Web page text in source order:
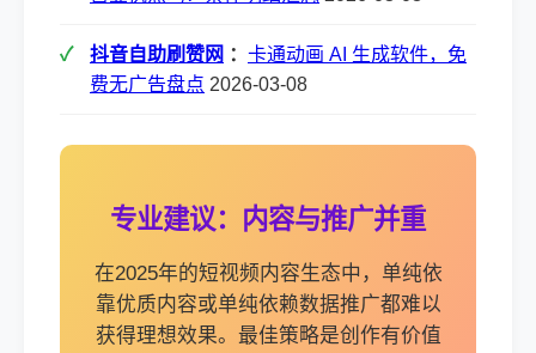
抖音自助刷赞网 ： 卡通动画 AI 生成软件，免
费无广告盘点 2026-03-08
专业建议：内容与推广并重
在2025年的短视频内容生态中，单纯依
靠优质内容或单纯依赖数据推广都难以
获得理想效果。最佳策略是创作有价值